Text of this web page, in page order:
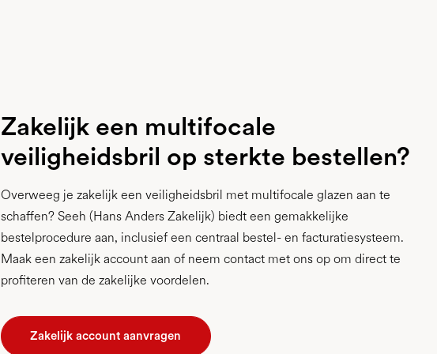
Zakelijk een multifocale
veiligheidsbril op sterkte bestellen?
Overweeg je zakelijk een veiligheidsbril met multifocale glazen aan te
schaffen? Seeh (Hans Anders Zakelijk) biedt een gemakkelijke
bestelprocedure aan, inclusief een centraal bestel- en facturatiesysteem.
Maak een zakelijk account aan of neem contact met ons op om direct te
profiteren van de zakelijke voordelen.
Zakelijk account aanvragen